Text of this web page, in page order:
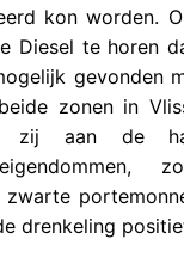
kon worden.
Diesel te horen
gevonden
zonen in
zij aan de
zwarte
drenkeling